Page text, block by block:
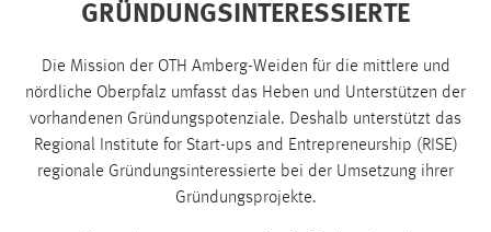
GRÜNDUNGSINTERESSIERTE
Die Mission der OTH Amberg-Weiden für die mittlere und
nördliche Oberpfalz umfasst das Heben und Unterstützen der
vorhandenen Gründungspotenziale. Deshalb unterstützt das
Regional Institute for Start-ups and Entrepreneurship (RISE)
regionale Gründungsinteressierte bei der Umsetzung ihrer
Gründungsprojekte.
1 Jahr
Performance
Name:
staticfilecache